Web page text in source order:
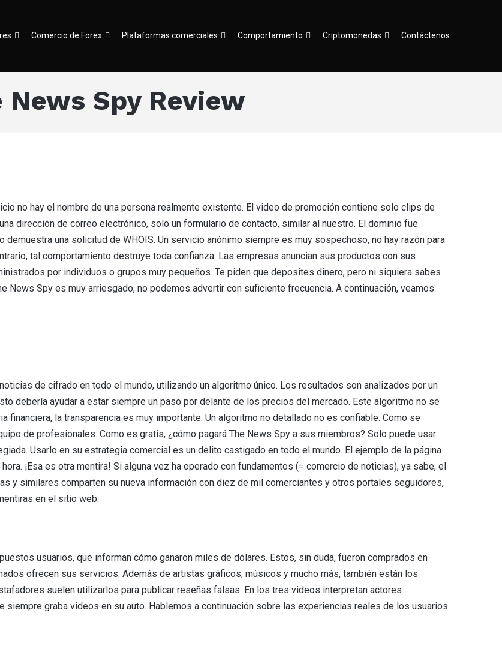
Comercio de Forex Plataformas comerciales Comportamiento Criptomonedas Contáctenos
News Spy Review
no hay el nombre de una persona realmente existente. El video de promoción contiene solo clips de
dirección de correo electrónico, solo un formulario de contacto, similar al nuestro. El dominio fue
una solicitud de WHOIS. Un servicio anónimo siempre es muy sospechoso, no hay razón para
tal comportamiento destruye toda confianza. Las empresas anuncian sus productos con sus
por individuos o grupos muy pequeños. Te piden que deposites dinero, pero ni siquiera sabes
News Spy es muy arriesgado, no podemos advertir con suficiente frecuencia. A continuación, veamos
de cifrado en todo el mundo, utilizando un algoritmo único. Los resultados son analizados por un
debería ayudar a estar siempre un paso por delante de los precios del mercado. Este algoritmo no se
financiera, la transparencia es muy importante. Un algoritmo no detallado no es confiable. Como se
de profesionales. Como es gratis, ¿cómo pagará The News Spy a sus miembros? Solo puede usar
Usarlo en su estrategia comercial es un delito castigado en todo el mundo. El ejemplo de la página
¡Esa es otra mentira! Si alguna vez ha operado con fundamentos (= comercio de noticias), ya sabe, el
y similares comparten su nueva información con diez de mil comerciantes y otros portales seguidores,
en el sitio web:
usuarios, que informan cómo ganaron miles de dólares. Estos, sin duda, fueron comprados en
ofrecen sus servicios. Además de artistas gráficos, músicos y mucho más, también están los
suelen utilizarlos para publicar reseñas falsas. En los tres videos interpretan actores
graba videos en su auto. Hablemos a continuación sobre las experiencias reales de los usuarios